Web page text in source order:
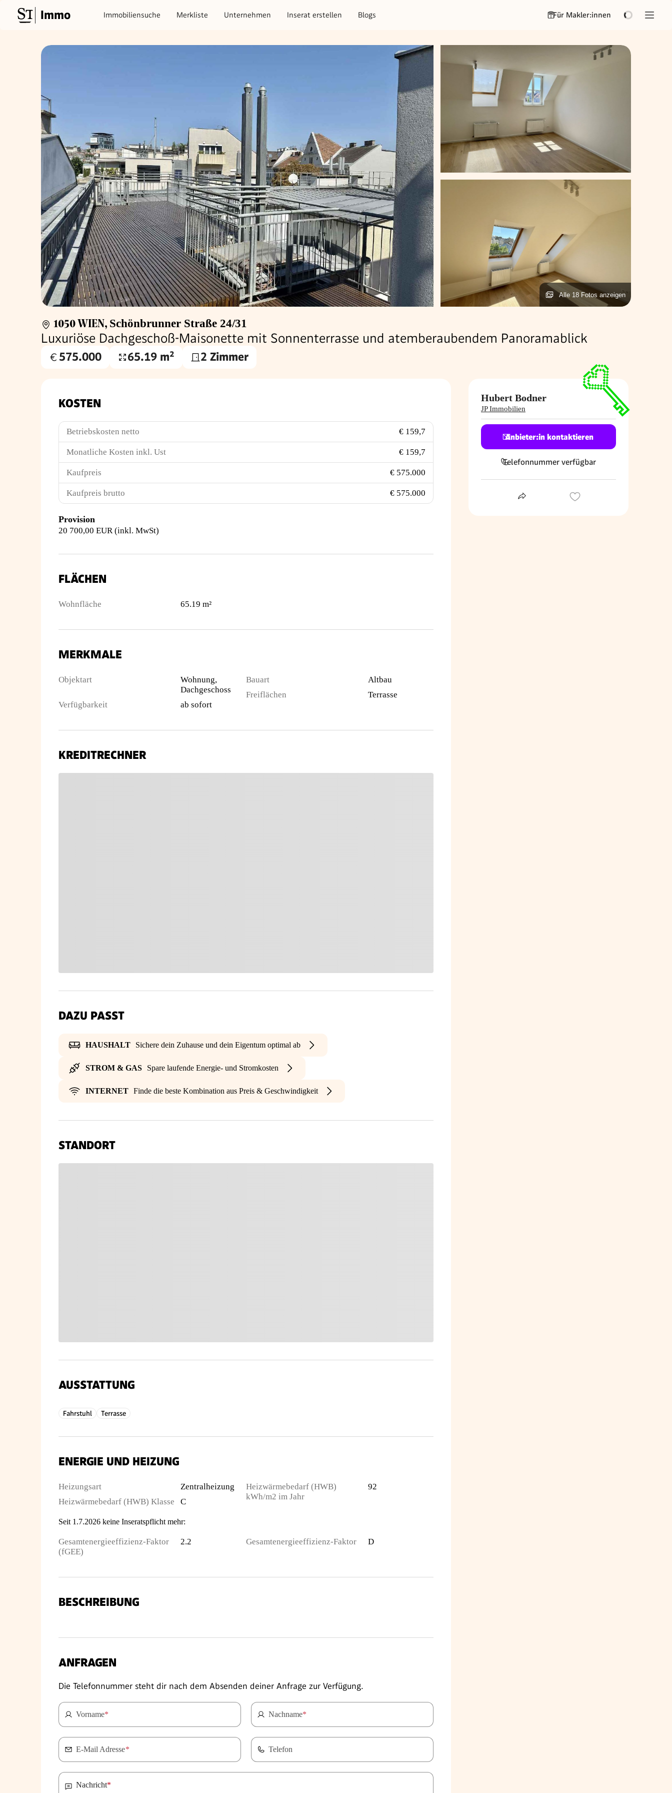
Immo Immobiliensuche Merkliste Unternehmen Inserat erstellen Blogs Für Makler:innen
Alle 18 Fotos anzeigen
1050 WIEN, Schönbrunner Straße 24/31
Luxuriöse Dachgeschoß-Maisonette mit Sonnenterrasse und atemberaubendem Panoramablick
Kaufpreis
575.000
Wohnfläche
65.19 m² 2 Zimmer
KOSTEN
Betriebskosten netto € 159,7
Monatliche Kosten inkl. Ust € 159,7
Kaufpreis € 575.000
Kaufpreis brutto € 575.000
Provision
20 700,00 EUR (inkl. MwSt)
FLÄCHEN
Wohnfläche 65.19 m²
MERKMALE
Objektart
Wohnung,
Dachgeschoss
Verfügbarkeit
ab sofort
Bauart
Altbau
Freiflächen
Terrasse
KREDITRECHNER
DAZU PASST
HAUSHALT Sichere dein Zuhause und dein Eigentum optimal ab
STROM & GAS Spare laufende Energie- und Stromkosten
INTERNET Finde die beste Kombination aus Preis & Geschwindigkeit
STANDORT
AUSSTATTUNG
Fahrstuhl Terrasse
ENERGIE UND HEIZUNG
Heizungsart
Zentralheizung
Heizwärmebedarf (HWB) Klasse
C
Heizwärmebedarf (HWB)
kWh/m2 im Jahr
92
Seit 1.7.2026 keine Inseratspflicht mehr:
Gesamtenergieeffizienz-Faktor
(fGEE)
2.2 Gesamtenergieeffizienz-Faktor D
BESCHREIBUNG
ANFRAGEN
Die Telefonnummer steht dir nach dem Absenden deiner Anfrage zur Verfügung.
Vorname* Nachname*
E-Mail Adresse* Telefon
Nachricht*
Hubert Bodner
JP Immobilien
Anbieter:in kontaktieren
Telefonnummer verfügbar